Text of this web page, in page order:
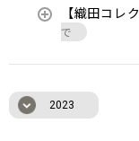
【織田コレ
で
2023